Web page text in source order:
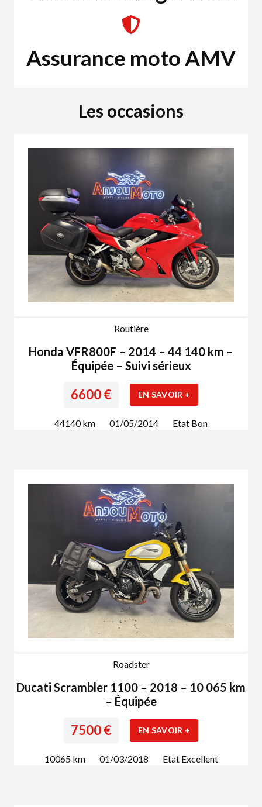
Assurance moto AMV
Les occasions
Routière
Honda VFR800F – 2014 – 44 140 km –
Équipée – Suivi sérieux
6600€ EN SAVOIR +
44140km 01/05/2014 Etat Bon
Roadster
Ducati Scrambler 1100 – 2018 – 10 065 km
– Équipée
7500€ EN SAVOIR +
10065km 01/03/2018 Etat Excellent